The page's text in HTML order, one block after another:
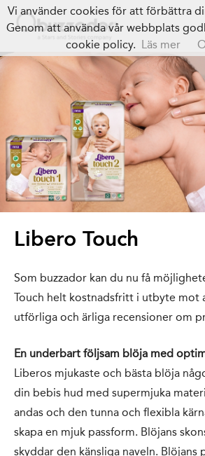
Libero Touch
Som buzzador kan du nu få
Touch helt kostnadsfritt i utbyte mot
utförliga och ärliga recensioner om
En underbart följsam blöja med
Liberos mjukaste och bästa blöja
din bebis hud med supermjuka
andas och den tunna och flexibla
skapa en mjuk passform. Blöjans
skyddar den känsliga naveln. Blöjans
Vi använder cookies för att förbättra
Genom att använda vår webbplats
cookie policy. Läs mer